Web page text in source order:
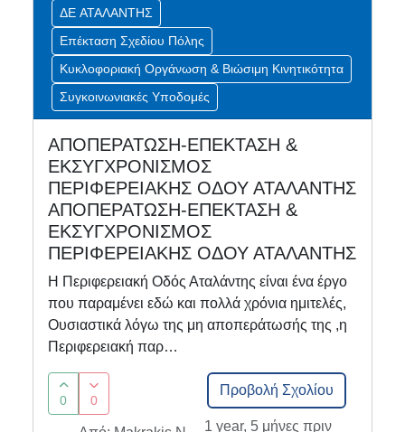
ΔΕ ΑΤΑΛΑΝΤΗΣ
Επέκταση Σχεδίου Πόλης
Κυκλοφοριακή Οργάνωση & Βιώσιμη Κινητικότητα
Συγκοινωνιακές Υποδομές
ΑΠΟΠΕΡΑΤΩΣΗ-ΕΠΕΚΤΑΣΗ &
ΕΚΣΥΓΧΡΟΝΙΣΜΟΣ
ΠΕΡΙΦΕΡΕΙΑΚΗΣ ΟΔΟΥ ΑΤΑΛΑΝΤΗΣ
ΑΠΟΠΕΡΑΤΩΣΗ-ΕΠΕΚΤΑΣΗ &
ΕΚΣΥΓΧΡΟΝΙΣΜΟΣ
ΠΕΡΙΦΕΡΕΙΑΚΗΣ ΟΔΟΥ ΑΤΑΛΑΝΤΗΣ
Η Περιφερειακή Οδός Αταλάντης είναι ένα έργο
που παραμένει εδώ και πολλά χρόνια ημιτελές,
Ουσιαστικά λόγω της μη αποπεράτωσής της ,η
Περιφερειακή παρ…
0 0
Προβολή Σχολίου
1 year, 5 μήνες πριν